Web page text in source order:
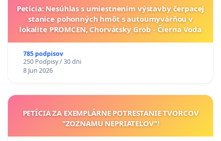
Petícia: Nesúhlas s umiestnením výstavby čerpacej
stanice pohonných hmôt s autoumyvárňou v
lokalite PROMCEN, Chorvátsky Grob - Čierna Voda
785 podpisov
250 Podpisy / 30 dni
8 Jun 2026
PETÍCIA ZA EXEMPLÁRNE POTRESTANIE TVORCOV
"ZOZNAMU NEPRIATEĽOV"!